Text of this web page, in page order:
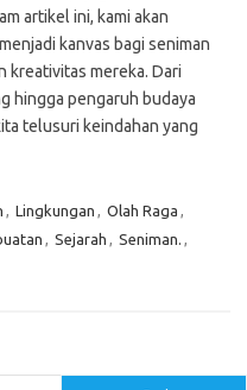
artikel ini, kami akan
kanvas bagi seniman
kreativitas mereka. Dari
hingga pengaruh budaya
telusuri keindahan yang
, Lingkungan , Olah Raga ,
, Sejarah , Seniman. ,